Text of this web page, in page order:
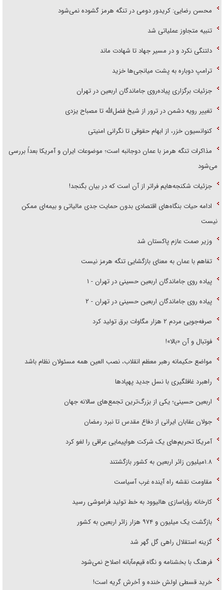
محسن رضایی: کریدور دومی در تنگه هرمز گشوده نمی‌شود
تنبیه متجاوز عملیاتی شد
دلتنگی نکرد و در مسیر جهاد تا شهادت ماند
ترامپ دوباره به پشت میانجی‌ها خزید
جزئیات برگزاری پیاده‌روی جاماندگان اربعین در تهران
تغییر رویه دشمن در ترور از شیخ فضل‌الله تا مصباح یزدی
کنوانسیون خزر، از ابهام حقوقی تا نگرانی امنیتی
مذاکرات تنگه هرمز با عمان دوجانبه است؛ موضوعات ایران و آمریکا بعداً بررسی
می‌شود
جزئیات شکنجه‌هایم فراتر از آن است که در بیان بگنجد!
ادامه حیات بنگاه‌های اقتصادی بدون حمایت جدی مالیاتی و بیمه‌ای ممکن
نیست
وزیر صمت عازم پاکستان شد
تفاهم با عمان به معنای بازگشایی تنگه هرمز نیست
پیاده روی جاماندگان اربعین حسینی در تهران - ۱
پیاده روی جاماندگان اربعین حسینی در تهران - ۲
صرفه‌جویی مردم ۲ هزار مگاوات برق تولید کرد
فوتبال و آن «بالا»!
مواضع حکیمانه رهبر معظم انقلاب، نصب العین همه مسئولان نظام باشد
راهبرد غافلگیری با نسل جدید پهپاد‌ها
اربعین حسینی؛ یکی از بزرگ‌ترین تجمع‌های سالانه جهان
جولان عقابان ایرانی از دفاع مقدس تا نبرد رمضان
آمریکا تحریم‌های یک شرکت هواپیمایی عراقی را لغو کرد
۱.۸میلیون زائر اربعین به کشور بازگشتند
مقاومت نقشه راه آینده غرب آسیاست
کارخانه رؤیاسازی هالیوود به خط تولید فراموشی رسید
بازگشت یک میلیون و ۹۷۴ هزار زائر اربعین به کشور
گزینه استقلال راهی گل گهر شد
فرهنگ با بخشنامه و نگاه قیم‌مآبانه اصلاح نمی‌شود
خرید قسطی اولش خنده و آخرش گریه است!